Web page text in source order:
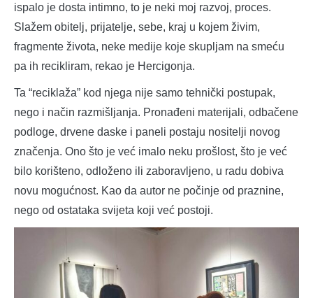
ispalo je dosta intimno, to je neki moj razvoj, proces.
Slažem obitelj, prijatelje, sebe, kraj u kojem živim,
fragmente života, neke medije koje skupljam na smeću
pa ih recikliram, rekao je Hercigonja.
Ta “reciklaža” kod njega nije samo tehnički postupak,
nego i način razmišljanja. Pronađeni materijali, odbačene
podloge, drvene daske i paneli postaju nositelji novog
značenja. Ono što je već imalo neku prošlost, što je već
bilo korišteno, odloženo ili zaboravljeno, u radu dobiva
novu mogućnost. Kao da autor ne počinje od praznine,
nego od ostataka svijeta koji već postoji.